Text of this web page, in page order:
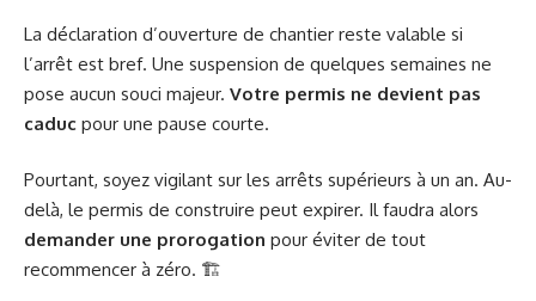
La déclaration d’ouverture de chantier reste valable si
l’arrêt est bref. Une suspension de quelques semaines ne
pose aucun souci majeur. Votre permis ne devient pas
caduc pour une pause courte.
Pourtant, soyez vigilant sur les arrêts supérieurs à un an. Au-
delà, le permis de construire peut expirer. Il faudra alors
demander une prorogation pour éviter de tout
recommencer à zéro. 🏗️